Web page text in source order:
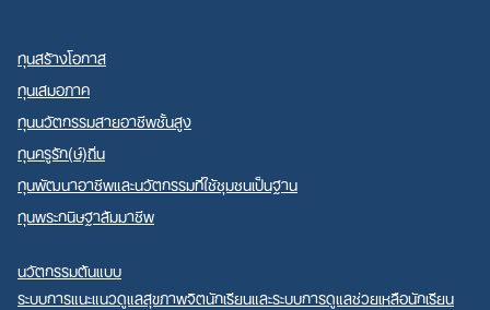
ทุนสร้างโอกาส
ทุนเสมอภาค
ทุนนวัตกรรมสายอาชีพชั้นสูง
ทุนครูรัก(ษ์)ถิ่น
ทุนพัฒนาอาชีพและนวัตกรรมที่ใช้ชุมชนเป็นฐาน
ทุนพระกนิษฐาสัมมาชีพ
นวัตกรรมต้นแบบ
ระบบการแนะแนวดูแลสุขภาพจิตนักเรียนและระบบการดูแลช่วยเหลือนักเรียน